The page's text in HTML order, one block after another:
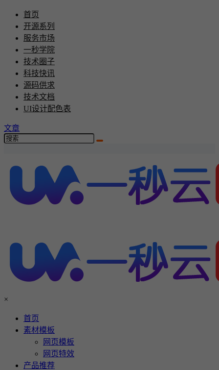
首页
开源系列
服务市场
一秒学院
技术圈子
科技快讯
源码供求
技术文档
UI设计配色表
文章
×
首页
素材模板
网页模板
网页特效
产品推荐